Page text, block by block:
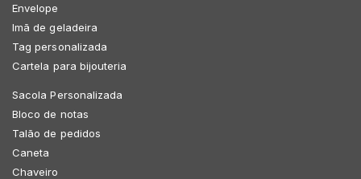
Envelope
Imã de geladeira
Tag personalizada
Cartela para bijouteria
Sacola Personalizada
Bloco de notas
Talão de pedidos
Caneta
Chaveiro